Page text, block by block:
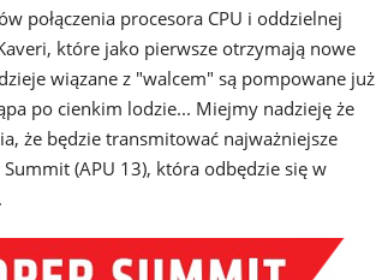
połączenia procesora CPU i oddzielnej
które jako pierwsze otrzymają nowe
wiązane z "walcem" są pompowane już
po cienkim lodzie... Miejmy nadzieję że
że będzie transmitować najważniejsze
(APU 13), która odbędzie się w